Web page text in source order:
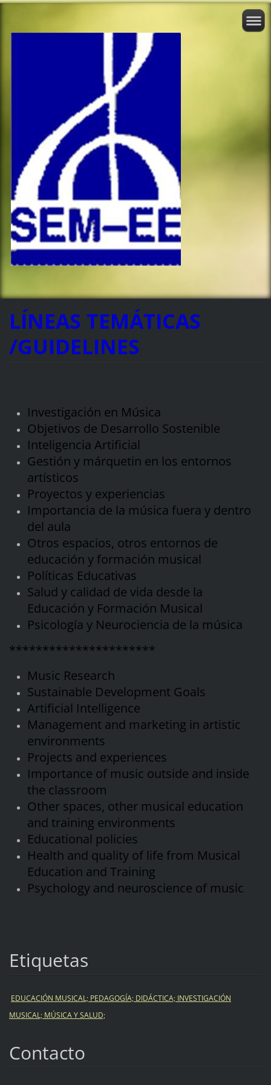
LÍNEAS TEMÁTICAS
/GUIDELINES
Investigación en Música
Objetivos de Desarrollo Sostenible
Inteligencia Artificial
Gestión y márquetin en los entornos
artísticos
Proyectos y experiencias
Importancia de la música fuera y dentro
del aula
Otros espacios, otros entornos de
educación y formación musical
Políticas Educativas
Salud y calidad de vida desde la
Educación y Formación Musical
Psicología y Neurociencia de la música
**********************
Music Research
Sustainable Development Goals
Artificial Intelligence
Management and marketing in artistic
environments
Projects and experiences
Importance of music outside and inside
the classroom
Other spaces, other musical education
and training environments
Educational policies
Health and quality of life from Musical
Education and Training
Psychology and neuroscience of music
Etiquetas
EDUCACIÓN MUSICAL; PEDAGOGÍA; DIDÁCTICA; INVESTIGACIÓN
MUSICAL; MÚSICA Y SALUD;
Contacto